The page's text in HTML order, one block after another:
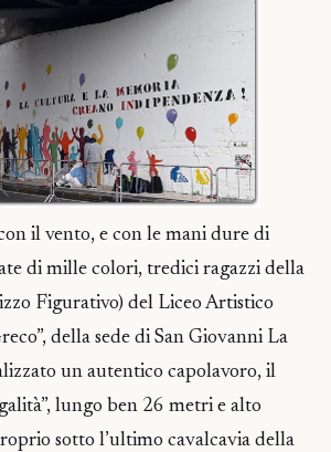
il vento, e con le mani dure di
di mille colori, tredici ragazzi della
Figurativo) del Liceo Artistico
della sede di San Giovanni La
un autentico capolavoro, il
lungo ben 26 metri e alto
sotto l’ultimo cavalcavia della